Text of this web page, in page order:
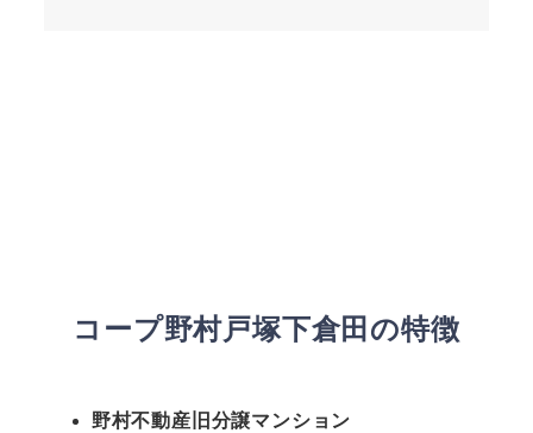
コープ野村戸塚下倉田の特徴
野村不動産旧分譲マンション